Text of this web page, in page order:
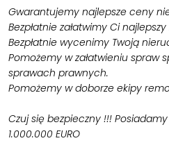
Gwarantujemy najlepsze ceny
Bezpłatnie załatwimy Ci
Bezpłatnie wycenimy Twoją
Pomożemy w załatwieniu spraw
sprawach prawnych.
Pomożemy w doborze ekipy
Czuj się bezpieczny !!!
1.000.000 EURO